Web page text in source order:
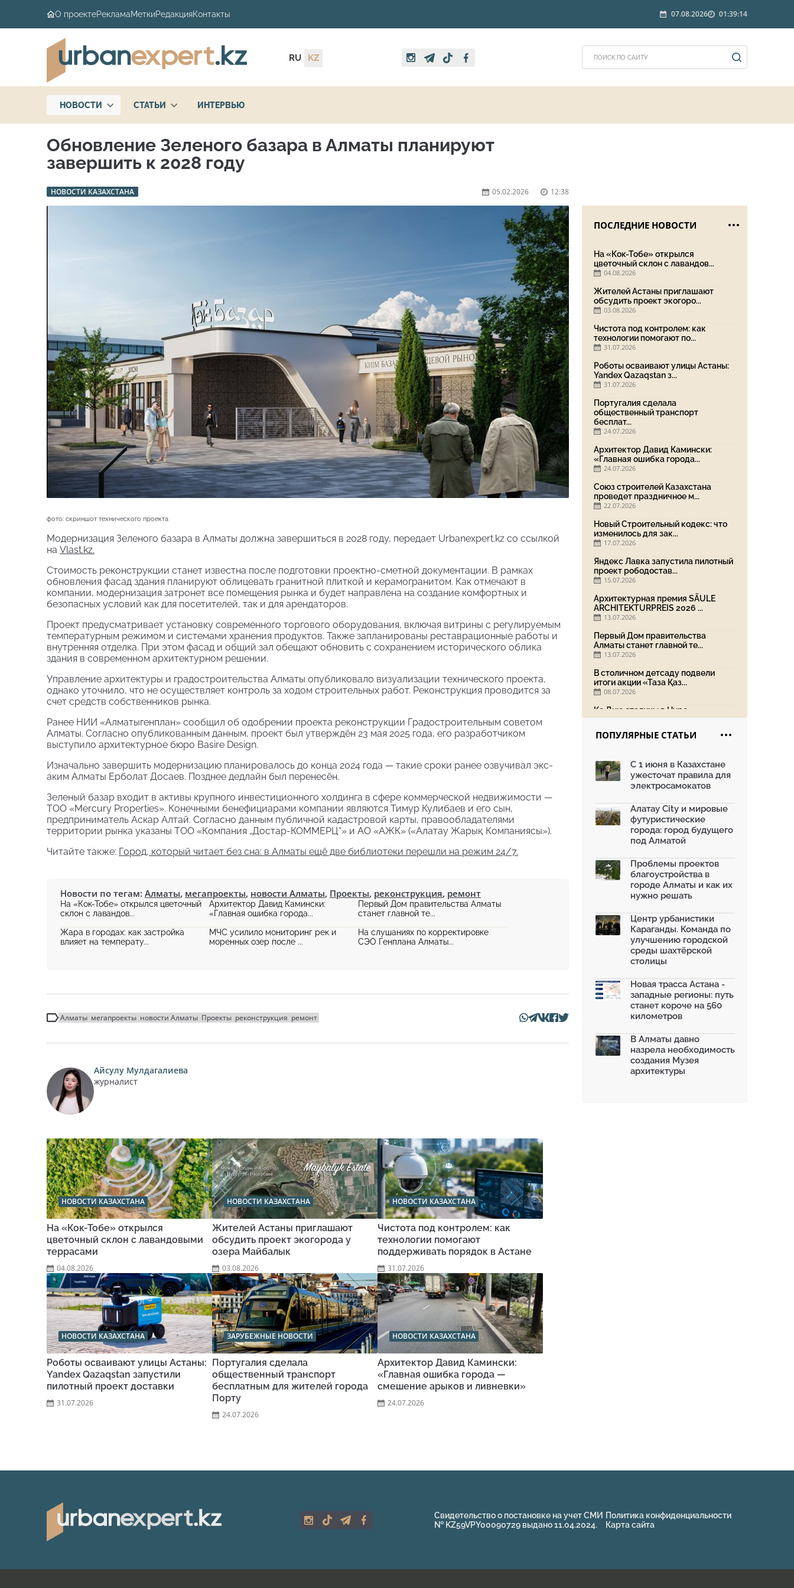
О проектеРекламаМеткиРедакцияКонтакты 07.08.2026 01:39:14
RU KZ
НОВОСТИ СТАТЬИ ИНТЕРВЬЮ
Обновление Зеленого базара в Алматы планируют
завершить к 2028 году
НОВОСТИ КАЗАХСТАНА 05.02.2026 12:38
фото: скриншот технического проекта
Модернизация Зеленого базара в Алматы должна завершиться в 2028 году, передает Urbanexpert.kz со ссылкой
на Vlast.kz.
Стоимость реконструкции станет известна после подготовки проектно-сметной документации. В рамках
обновления фасад здания планируют облицевать гранитной плиткой и керамогранитом. Как отмечают в
компании, модернизация затронет все помещения рынка и будет направлена на создание комфортных и
безопасных условий как для посетителей, так и для арендаторов.
Проект предусматривает установку современного торгового оборудования, включая витрины с регулируемым
температурным режимом и системами хранения продуктов. Также запланированы реставрационные работы и
внутренняя отделка. При этом фасад и общий зал обещают обновить с сохранением исторического облика
здания в современном архитектурном решении.
Управление архитектуры и градостроительства Алматы опубликовало визуализации технического проекта,
однако уточнило, что не осуществляет контроль за ходом строительных работ. Реконструкция проводится за
счет средств собственников рынка.
Ранее НИИ «Алматыгенплан» сообщил об одобрении проекта реконструкции Градостроительным советом
Алматы. Согласно опубликованным данным, проект был утверждён 23 мая 2025 года, его разработчиком
выступило архитектурное бюро Basire Design.
Изначально завершить модернизацию планировалось до конца 2024 года — такие сроки ранее озвучивал экс-
аким Алматы Ерболат Досаев. Позднее дедлайн был перенесён.
Зеленый базар входит в активы крупного инвестиционного холдинга в сфере коммерческой недвижимости —
ТОО «Mercury Properties». Конечными бенефициарами компании являются Тимур Кулибаев и его сын,
предприниматель Аскар Алтай. Согласно данным публичной кадастровой карты, правообладателями
территории рынка указаны ТОО «Компания „Достар-КОММЕРЦ“» и АО «АЖК» («Алатау Жарық Компаниясы»).
Читайте также: Город, который читает без сна: в Алматы ещё две библиотеки перешли на режим 24/7.
Новости по тегам: Алматы, мегапроекты, новости Алматы, Проекты, реконструкция, ремонт
На «Кок-Тобе» открылся цветочный
склон с лавандов...
Архитектор Давид Камински:
«Главная ошибка города...
Первый Дом правительства Алматы
станет главной те...
Жара в городах: как застройка
влияет на температу...
МЧС усилило мониторинг рек и
моренных озер после ...
На слушаниях по корректировке
СЭО Генплана Алматы...
Алматы мегапроекты новости Алматы Проекты реконструкция ремонт
Айсулу Мулдагалиева
журналист
НОВОСТИ КАЗАХСТАНА
На «Кок-Тобе» открылся
цветочный склон с лавандовыми
террасами
04.08.2026
НОВОСТИ КАЗАХСТАНА
Жителей Астаны приглашают
обсудить проект экогорода у
озера Майбалык
03.08.2026
НОВОСТИ КАЗАХСТАНА
Чистота под контролем: как
технологии помогают
поддерживать порядок в Астане
31.07.2026
НОВОСТИ КАЗАХСТАНА
Роботы осваивают улицы Астаны:
Yandex Qazaqstan запустили
пилотный проект доставки
31.07.2026
ЗАРУБЕЖНЫЕ НОВОСТИ
Португалия сделала
общественный транспорт
бесплатным для жителей города
Порту
24.07.2026
НОВОСТИ КАЗАХСТАНА
Архитектор Давид Камински:
«Главная ошибка города —
смешение арыков и ливневки»
24.07.2026
ПОСЛЕДНИЕ НОВОСТИ
На «Кок-Тобе» открылся
цветочный склон с лавандов...
04.08.2026
Жителей Астаны приглашают
обсудить проект экогоро...
03.08.2026
Чистота под контролем: как
технологии помогают по...
31.07.2026
Роботы осваивают улицы Астаны:
Yandex Qazaqstan з...
31.07.2026
Португалия сделала
общественный транспорт
бесплат...
24.07.2026
Архитектор Давид Камински:
«Главная ошибка города...
24.07.2026
Союз строителей Казахстана
проведет праздничное м...
22.07.2026
Новый Строительный кодекс: что
изменилось для зак...
17.07.2026
Яндекс Лавка запустила пилотный
проект рободостав...
15.07.2026
Архитектурная премия SÄULE
ARCHITEKTURPREIS 2026 ...
13.07.2026
Первый Дом правительства
Алматы станет главной те...
13.07.2026
В столичном детсаду подвели
итоги акции «Таза Қаз...
08.07.2026
Ко Дню столицы в Нуре
благоустроили шесть обществ...
03.07.2026
МЧС усилило мониторинг рек и
02.07.2026
На общественных слушаниях
представили экологическ...
30.06.2026
На слушаниях по корректировке
СЭО Генплана Алматы...
30.06.2026
130-летняя Майская роща в
22.06.2026
По улице Саина в Алматы с 20
июня заработает авто...
19.06.2026
романов о городах с...
18.06.2026
ПОПУЛЯРНЫЕ СТАТЬИ
С 1 июня в Казахстане
ужесточат правила для
электросамокатов
Алатау City и мировые
футуристические
города: город будущего
под Алматой
Проблемы проектов
благоустройства в
городе Алматы и как их
нужно решать
Центр урбанистики
Караганды. Команда по
улучшению городской
среды шахтёрской
столицы
Новая трасса Астана -
западные регионы: путь
станет короче на 560
километров
В Алматы давно
назрела необходимость
создания Музея
архитектуры
Свидетельство о постановке на учет СМИ
№ KZ59VPY00090729 выдано 11.04.2024.
Политика конфиденциальности
Карта сайта